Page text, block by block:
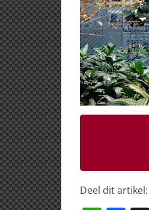
Deel dit artikel: